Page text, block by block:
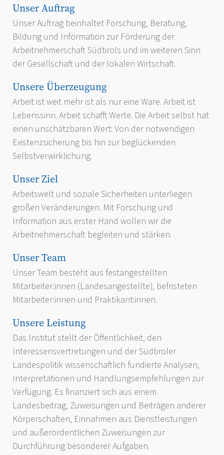
Unser Auftrag
Unser Auftrag beinhaltet Forschung, Beratung,
Bildung und Information zur Förderung der
Arbeitnehmerschaft Südtirols und im weiteren Sinn
der Gesellschaft und der lokalen Wirtschaft.
Unsere Überzeugung
Arbeit ist weit mehr ist als nur eine Ware. Arbeit ist
Lebenssinn. Arbeit schafft Werte. Die Arbeit selbst hat
einen unschätzbaren Wert: Von der notwendigen
Existenzsicherung bis hin zur beglückenden
Selbstverwirklichung.
Unser Ziel
Arbeitswelt und soziale Sicherheiten unterliegen
großen Veränderungen. Mit Forschung und
Information aus erster Hand wollen wir die
Arbeitnehmerschaft begleiten und stärken.
Unser Team
Unser Team besteht aus festangestellten
Mitarbeiter:innen (Landesangestellte), befristeten
Mitarbeiter:innen und Praktikant:innen.
Unsere Leistung
Das Institut stellt der Öffentlichkeit, den
Interessensvertretungen und der Südtiroler
Landespolitik wissenschaftlich fundierte Analysen,
Interpretationen und Handlungsempfehlungen zur
Verfügung. Es finanziert sich aus einem
Landesbeitrag, Zuweisungen und Beiträgen anderer
Körperschaften, Einnahmen aus Dienstleistungen
und außerordentlichen Zuweisungen zur
Durchführung besonderer Aufgaben.